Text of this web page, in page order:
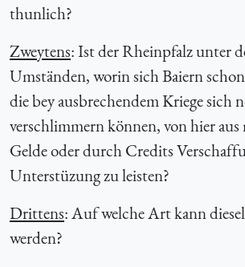
thunlich?
Zweytens: Ist der Rheinpfalz unter
Umständen, worin sich Baiern
die bey ausbrechendem Kriege sich
verschlimmern können, von hier aus
Gelde oder durch Credits
Unterstüzung zu leisten?
Drittens: Auf welche Art kann
werden?